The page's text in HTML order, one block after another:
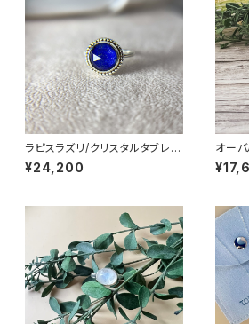
ラピスラズリ/クリスタルタブレッ
ト フラワーリング RG21-077
¥24,200
オー
-207